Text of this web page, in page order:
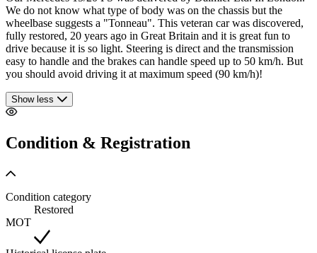
We do not know what type of body was on the chassis but the
wheelbase suggests a "Tonneau". This veteran car was discovered,
fully restored, 20 years ago in Great Britain and it is great fun to
drive because it is so light. Steering is direct and the transmission
easy to handle and the brakes can handle speed up to 50 km/h. But
you should avoid driving it at maximum speed (90 km/h)!
Show less
Condition & Registration
Condition category
Restored
MOT